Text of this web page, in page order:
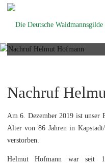
Nachruf
Am 6. Dezember 2019 ist unser
Alter von 86 Jahren in
verstorben.
Helmut Hofmann war seit